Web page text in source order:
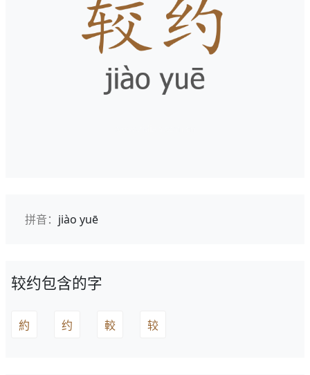
拼音： jiào yuē
较约包含的字
約 约 較 较